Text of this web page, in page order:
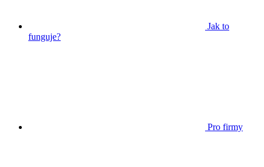
Jak to
funguje?
Pro firmy